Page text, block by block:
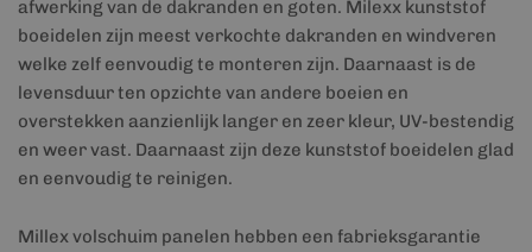
afwerking van de dakranden en goten. Milexx kunststof
boeidelen zijn meest verkochte dakranden en windveren
welke zelf eenvoudig te monteren zijn. Daarnaast is de
levensduur ten opzichte van andere boeien en
overstekken aanzienlijk langer en zeer kleur, UV-bestendig
en weer vast. Daarnaast zijn deze kunststof boeidelen glad
en eenvoudig te reinigen.
Millex volschuim panelen hebben een fabrieksgarantie